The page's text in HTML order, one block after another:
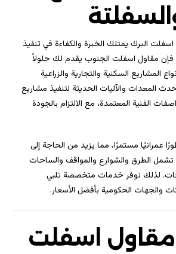
البرك يمتلك الخبرة والكفاءة في تنفيذ
فإن مقاول اسفلت الجنوب يقدم لك حلولاً
المشاريع السكنية والتجارية والزراعية
المعدات والآليات الحديثة لتنفيذ مشاريع
الفنية المعتمدة، مع الالتزام بالجودة
عمرانيًا مستمرًا، مما يزيد من الحاجة إلى
الطرق والشوارع والمواقف والساحات
لذلك نوفر خدمات متخصصة تلبي
والجهات الحكومية بأفضل الأسعار.
اسفلت